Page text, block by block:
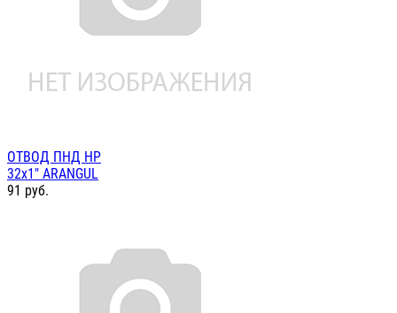
ОТВОД ПНД НР
32х1" ARANGUL
91 руб.